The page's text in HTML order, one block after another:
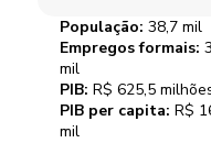
População: 38,7 mil
Empregos formais:
mil
PIB: R$ 625,5
PIB per capita: R$
mil